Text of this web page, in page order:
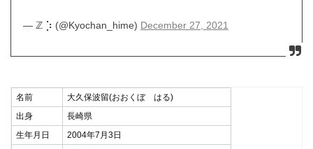
— ℤ ⡱ (@Kyochan_hime) December 27, 2021
名前
大久保波留(おおくぼ はる)
出身
長崎県
生年月日
2004年7月3日